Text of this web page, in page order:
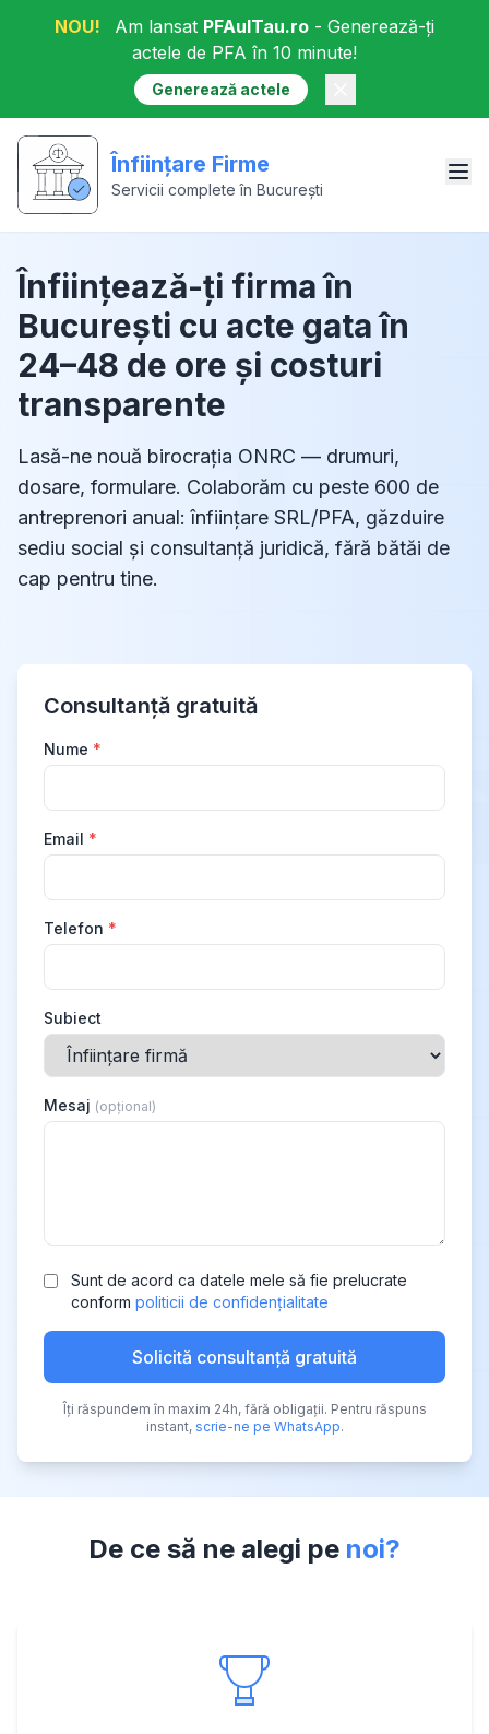
NOU! Am lansat PFAulTau.ro - Generează-ți
actele de PFA în 10 minute!
Generează actele
Înființare Firme
Servicii complete în București
Înființează-ți firma în
București cu acte gata în
24–48 de ore și costuri
transparente
Lasă-ne nouă birocrația ONRC — drumuri,
dosare, formulare. Colaborăm cu peste 600 de
antreprenori anual: înființare SRL/PFA, găzduire
sediu social și consultanță juridică, fără bătăi de
cap pentru tine.
Consultanță gratuită
Nume *
Email *
Telefon *
Subiect
Mesaj (opțional)
Sunt de acord ca datele mele să fie prelucrate
conform politicii de confidențialitate
Solicită consultanță gratuită
Îți răspundem în maxim 24h, fără obligații. Pentru răspuns
instant, scrie-ne pe WhatsApp.
De ce să ne alegi pe noi?